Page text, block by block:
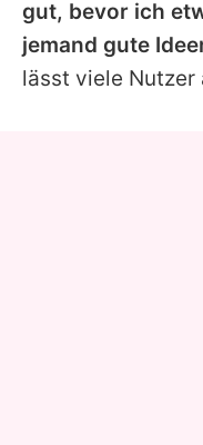
gut, bevor ich
jemand gute
lässt viele Nutzer